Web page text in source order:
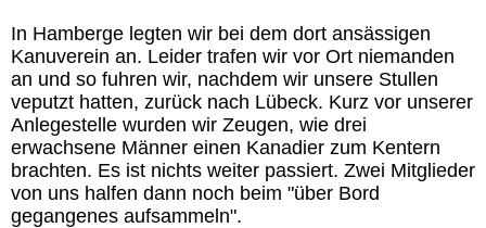
In Hamberge legten wir bei dem dort ansässigen
Kanuverein an. Leider trafen wir vor Ort niemanden
an und so fuhren wir, nachdem wir unsere Stullen
veputzt hatten, zurück nach Lübeck. Kurz vor unserer
Anlegestelle wurden wir Zeugen, wie drei
erwachsene Männer einen Kanadier zum Kentern
brachten. Es ist nichts weiter passiert. Zwei Mitglieder
von uns halfen dann noch beim "über Bord
gegangenes aufsammeln".